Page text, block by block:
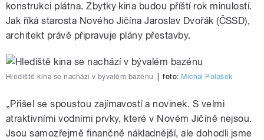
konstrukci plátna. Zbytky kina budou příští rok minulostí.
Jak říká starosta Nového Jičína Jaroslav Dvořák (ČSSD),
architekt právě připravuje plány přestavby.
Hlediště kina se nachází v bývalém bazénu foto: Michal Polášek
„Přišel se spoustou zajímavostí a novinek. S velmi
atraktivními vodními prvky, které v Novém Jičíně nejsou.
Jsou samozřejmě finančně nákladnější, ale dohodli jsme